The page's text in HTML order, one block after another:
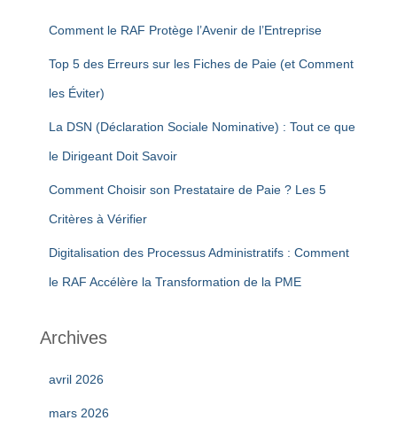
Comment le RAF Protège l’Avenir de l’Entreprise
Top 5 des Erreurs sur les Fiches de Paie (et Comment
les Éviter)
La DSN (Déclaration Sociale Nominative) : Tout ce que
le Dirigeant Doit Savoir
Comment Choisir son Prestataire de Paie ? Les 5
Critères à Vérifier
Digitalisation des Processus Administratifs : Comment
le RAF Accélère la Transformation de la PME
Archives
avril 2026
mars 2026